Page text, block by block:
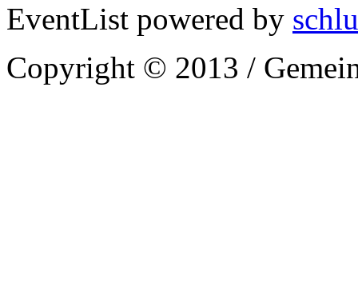
EventList powered by
Copyright © 2013 /